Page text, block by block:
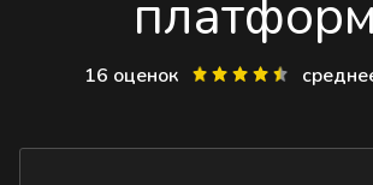
16 оценок